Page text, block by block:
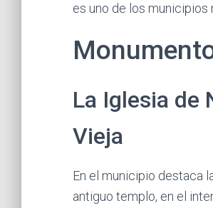
es uno de los municipios
La Iglesia de
Vieja
En el municipio destaca
antiguo templo, en el